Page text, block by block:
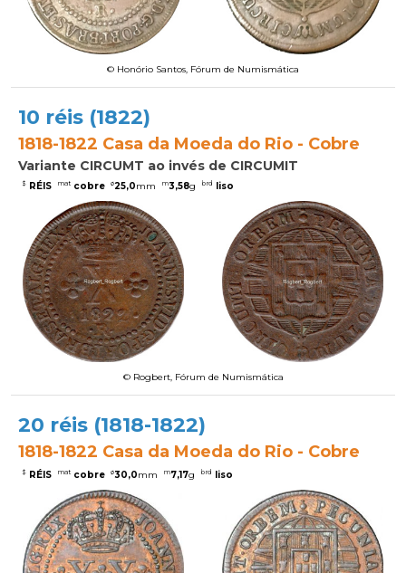
© Honório Santos, Fórum de Numismática
10 réis (1822)
1818-1822 Casa da Moeda do Rio - Cobre
Variante CIRCUMT ao invés de CIRCUMIT
$ RÉIS mat cobre ø25,0mm m3,58g brd liso
© Rogbert, Fórum de Numismática
20 réis (1818-1822)
1818-1822 Casa da Moeda do Rio - Cobre
$ RÉIS mat cobre ø30,0mm m7,17g brd liso